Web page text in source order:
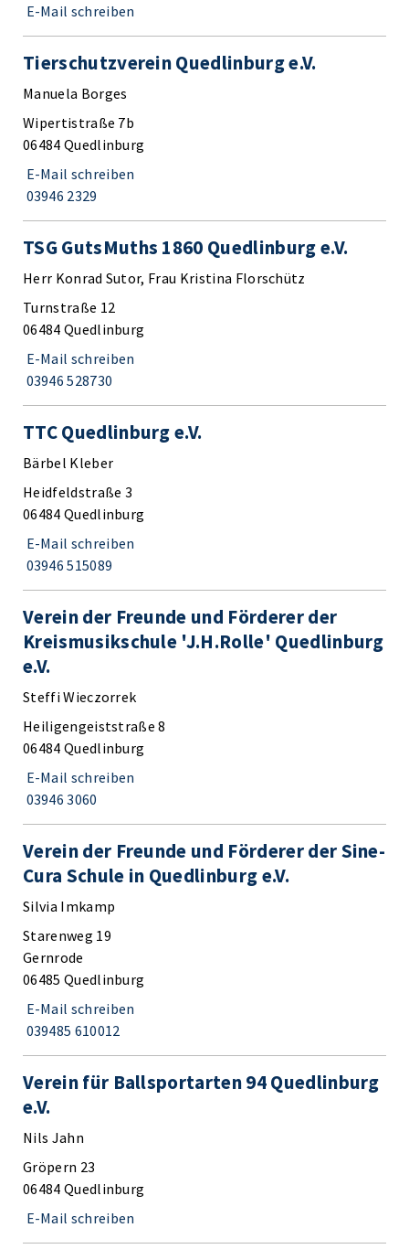
E-Mail schreiben
Tierschutzverein Quedlinburg e.V.
Manuela Borges
Wipertistraße 7b
06484 Quedlinburg
E-Mail schreiben
03946 2329
TSG GutsMuths 1860 Quedlinburg e.V.
Herr Konrad Sutor, Frau Kristina Florschütz
Turnstraße 12
06484 Quedlinburg
E-Mail schreiben
03946 528730
TTC Quedlinburg e.V.
Bärbel Kleber
Heidfeldstraße 3
06484 Quedlinburg
E-Mail schreiben
03946 515089
Verein der Freunde und Förderer der
Kreismusikschule 'J.H.Rolle' Quedlinburg
e.V.
Steffi Wieczorrek
Heiligengeiststraße 8
06484 Quedlinburg
E-Mail schreiben
03946 3060
Verein der Freunde und Förderer der Sine-
Cura Schule in Quedlinburg e.V.
Silvia Imkamp
Starenweg 19
Gernrode
06485 Quedlinburg
E-Mail schreiben
039485 610012
Verein für Ballsportarten 94 Quedlinburg
e.V.
Nils Jahn
Gröpern 23
06484 Quedlinburg
E-Mail schreiben